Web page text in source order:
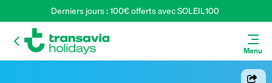
Derniers jours : 100€ offerts avec SOLEIL100
Menu